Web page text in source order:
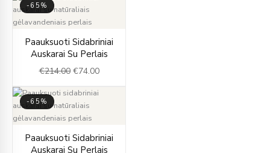
-65%
Paauksuoti Sidabriniai
Auskarai Su Perlais
€214.00
price
was:
€214.00.
€74.00
price
is:
€74.00.
-65%
Paauksuoti Sidabriniai
Auskarai Su Perlais
price
price